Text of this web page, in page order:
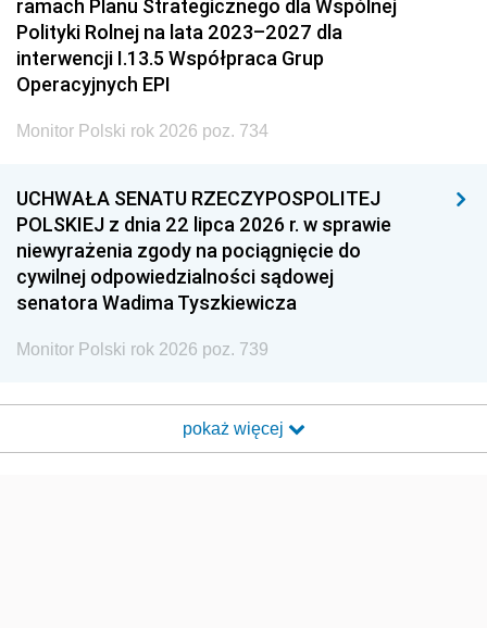
ramach Planu Strategicznego dla Wspólnej
Polityki Rolnej na lata 2023–2027 dla
interwencji I.13.5 Współpraca Grup
Operacyjnych EPI
Monitor Polski rok 2026 poz. 734
UCHWAŁA SENATU RZECZYPOSPOLITEJ
POLSKIEJ z dnia 22 lipca 2026 r. w sprawie
niewyrażenia zgody na pociągnięcie do
cywilnej odpowiedzialności sądowej
senatora Wadima Tyszkiewicza
Monitor Polski rok 2026 poz. 739
pokaż więcej